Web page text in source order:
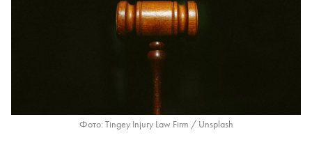
Фото: Tingey Injury Law Firm / Unsplash